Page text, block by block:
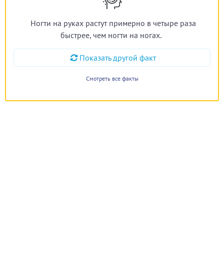
Ногти на руках растут примерно в четыре раза
быстрее, чем ногти на ногах.
Показать другой факт
Смотреть все факты